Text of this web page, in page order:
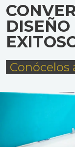
DISEÑO
Conócelos